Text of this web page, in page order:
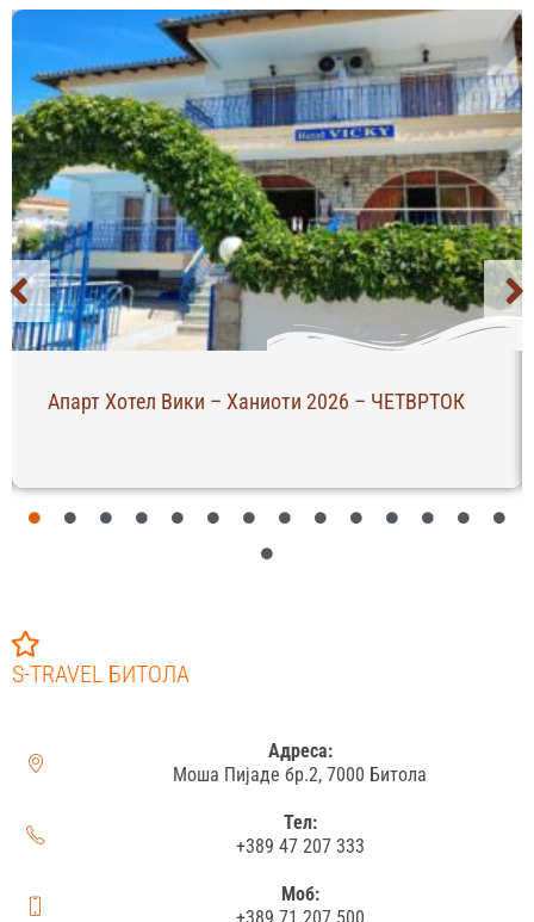
Апарт Хотел Вики – Ханиоти 2026 – ЧЕТВРТОК
S-TRAVEL БИТОЛА
Адреса:
Моша Пијаде бр.2, 7000 Битола
Тел:
+389 47 207 333
Моб: